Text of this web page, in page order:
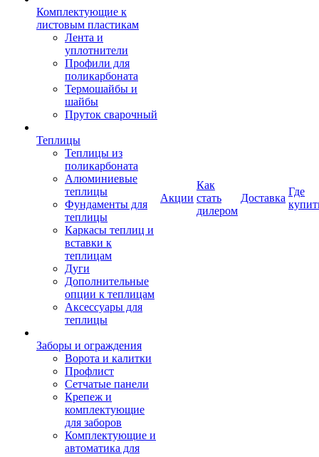
Комплектующие к
листовым пластикам
Лента и
уплотнители
Профили для
поликарбоната
Термошайбы и
шайбы
Пруток сварочный
Теплицы
Теплицы из
поликарбоната
Алюминиевые
теплицы
Фундаменты для
теплицы
Каркасы теплиц и
вставки к
теплицам
Дуги
Дополнительные
опции к теплицам
Аксессуары для
теплицы
Заборы и ограждения
Ворота и калитки
Профлист
Сетчатые панели
Крепеж и
комплектующие
для заборов
Комплектующие и
автоматика для
Акции
Как
стать
дилером
Доставка
Где